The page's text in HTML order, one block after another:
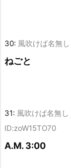
30: 風吹けば名無し
ねごと
31: 風吹けば名無し
ID:zoW15TO70
A.M. 3:00